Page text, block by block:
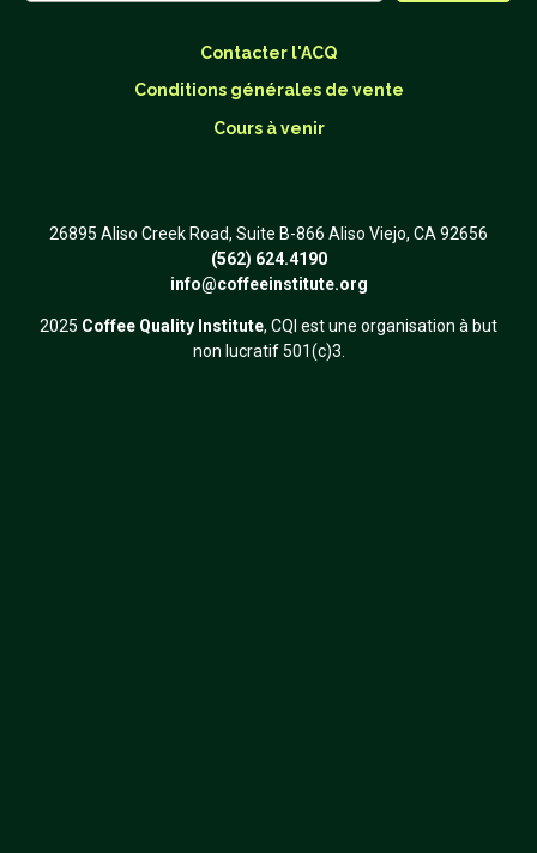
Contacter l'ACQ
Conditions générales de vente
Cours à venir
26895 Aliso Creek Road, Suite B-866 Aliso Viejo, CA 92656
(562) 624.4190
info@coffeeinstitute.org
2025 Coffee Quality Institute, CQI est une organisation à but
non lucratif 501(c)3.